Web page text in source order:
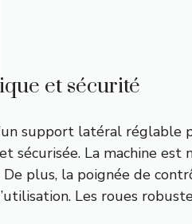
et sécurité
support latéral réglable
sécurisée. La machine
plus, la poignée de
Les roues